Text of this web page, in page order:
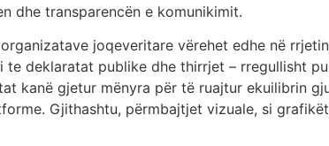
dhe transparencën e komunikimit.
joqeveritare vërehet edhe në
deklaratat publike dhe thirrjet – rregullisht
kanë gjetur mënyra për të ruajtur ekuilibrin
Gjithashtu, përmbajtjet vizuale, si